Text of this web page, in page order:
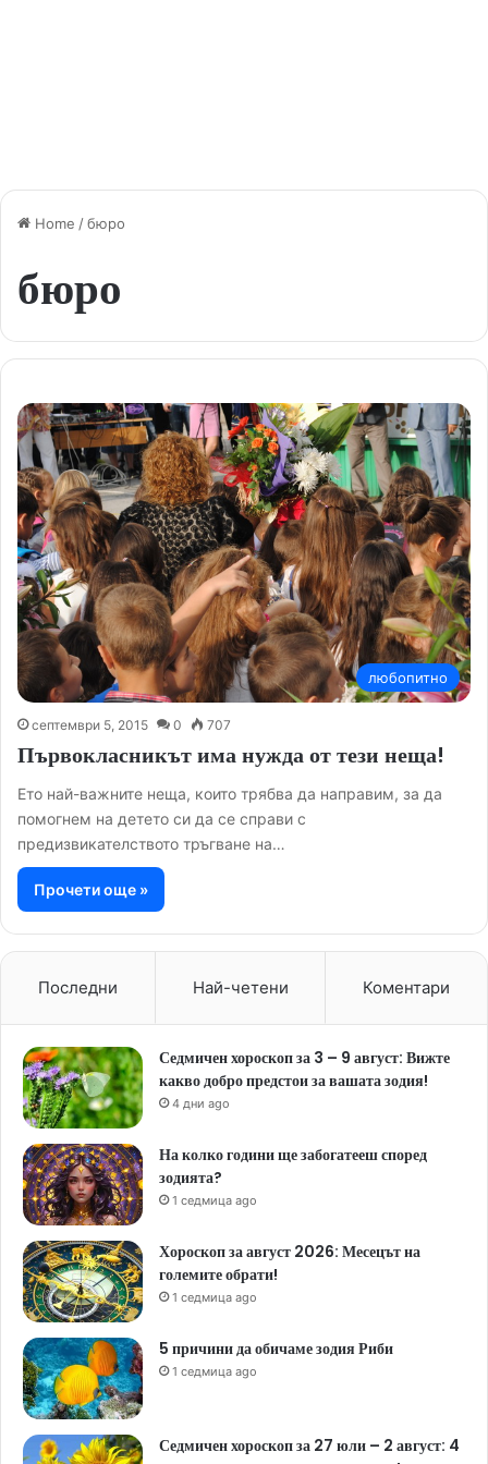
Home /бюро
бюро
любопитно
септември 5, 2015 0 707
Първокласникът има нужда от тези неща!
Ето най-важните неща, които трябва да направим, за да
помогнем на детето си да се справи с
предизвикателството тръгване на…
Прочети още »
Последни Най-четени Коментари
Седмичен хороскоп за 3 – 9 август: Вижте
какво добро предстои за вашата зодия!
4 дни ago
На колко години ще забогатееш според
зодията?
1 седмица ago
Хороскоп за август 2026: Месецът на
големите обрати!
1 седмица ago
5 причини да обичаме зодия Риби
1 седмица ago
Седмичен хороскоп за 27 юли – 2 август: 4